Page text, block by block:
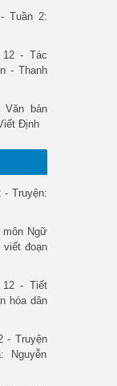
Tuần 2:
12 - Tác
- Thanh
bản
Định
- Truyện:
môn Ngữ
viết đoạn
12 - Tiết
hóa dân
- Truyện
Nguyễn